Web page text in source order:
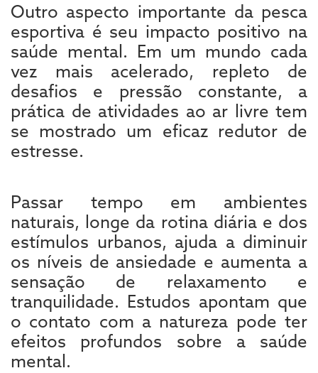
Outro aspecto importante da pesca
esportiva é seu impacto positivo na
saúde mental. Em um mundo cada
vez mais acelerado, repleto de
desafios e pressão constante, a
prática de atividades ao ar livre tem
se mostrado um eficaz redutor de
estresse.
Passar tempo em ambientes
naturais, longe da rotina diária e dos
estímulos urbanos, ajuda a diminuir
os níveis de ansiedade e aumenta a
sensação de relaxamento e
tranquilidade. Estudos apontam que
o contato com a natureza pode ter
efeitos profundos sobre a saúde
mental.